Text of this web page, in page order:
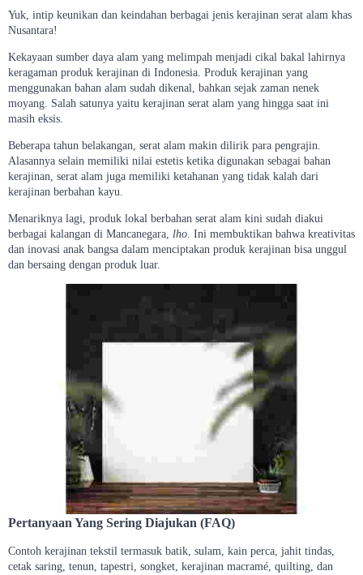
Yuk, intip keunikan dan keindahan berbagai jenis kerajinan serat alam khas
Nusantara!
Kekayaan sumber daya alam yang melimpah menjadi cikal bakal lahirnya
keragaman produk kerajinan di Indonesia. Produk kerajinan yang
menggunakan bahan alam sudah dikenal, bahkan sejak zaman nenek
moyang. Salah satunya yaitu kerajinan serat alam yang hingga saat ini
masih eksis.
Beberapa tahun belakangan, serat alam makin dilirik para pengrajin.
Alasannya selain memiliki nilai estetis ketika digunakan sebagai bahan
kerajinan, serat alam juga memiliki ketahanan yang tidak kalah dari
kerajinan berbahan kayu.
Menariknya lagi, produk lokal berbahan serat alam kini sudah diakui
berbagai kalangan di Mancanegara, lho . Ini membuktikan bahwa kreativitas
dan inovasi anak bangsa dalam menciptakan produk kerajinan bisa unggul
dan bersaing dengan produk luar.
Pertanyaan Yang Sering Diajukan (FAQ)
Contoh kerajinan tekstil termasuk batik, sulam, kain perca, jahit tindas,
cetak saring, tenun, tapestri, songket, kerajinan macramé, quilting, dan